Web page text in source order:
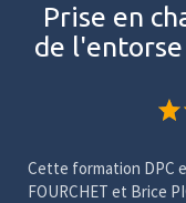
Prise en
de
Cette formation DPC
FOURCHET et Brice